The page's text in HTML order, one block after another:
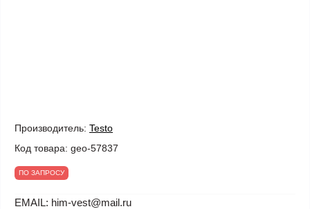
Производитель: Testo
Код товара: geo-57837
ПО ЗАПРОСУ
EMAIL: him-vest@mail.ru